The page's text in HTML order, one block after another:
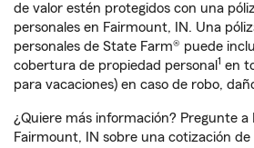
de valor estén protegidos con una
personales en Fairmount, IN. Una
personales de State Farm® puede
cobertura de propiedad personal 1 en
para vacaciones) en caso de robo,
¿Quiere más información? Pregunte a
Fairmount, IN sobre una cotización